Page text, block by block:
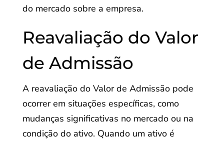
do mercado sobre a empresa.
Reavaliação do Valor
de Admissão
A reavaliação do Valor de Admissão pode
ocorrer em situações específicas, como
mudanças significativas no mercado ou na
condição do ativo. Quando um ativo é